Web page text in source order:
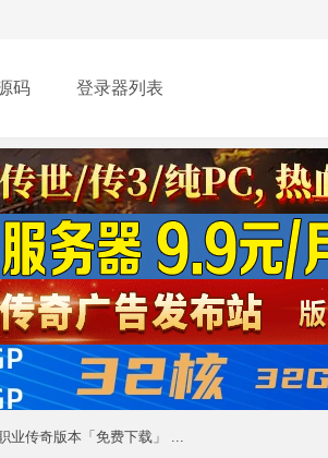
码 登录器列表
业传奇版本「免费下载」 ...